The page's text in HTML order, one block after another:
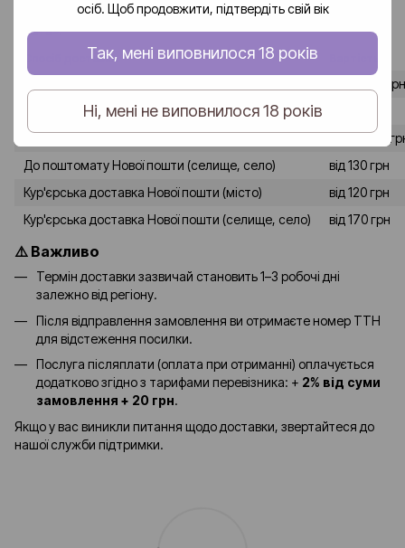
осіб. Щоб продовжити, підтвердіть свій вік
Так, мені виповнилося 18 років
Ні, мені не виповнилося 18 років
Доставка замовлень по Україні здійснюється службою «Нова
пошта».
Спосіб доставки
від 80-90 грн
До відділення Нової пошти (селище, село)
До поштомату Нової пошти (місто)
від 90-100
До поштомату Нової пошти (селище, село)
від 130 грн
Кур'єрська доставка Нової пошти (місто)
від 120 грн
Кур'єрська доставка Нової пошти (селище, село)
від 170 грн
⚠️ Важливо
Термін доставки зазвичай становить 1–3 робочі дні
залежно від регіону.
Після відправлення замовлення ви отримаєте номер ТТН
для відстеження посилки.
Послуга післяплати (оплата при отриманні) оплачується
додатково згідно з тарифами перевізника: + 2% від суми
замовлення + 20 грн.
Якщо у вас виникли питання щодо доставки, звертайтеся до
нашої служби підтримки.